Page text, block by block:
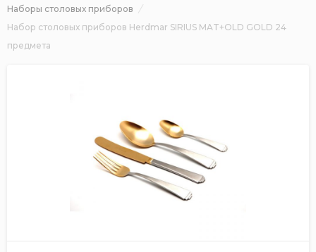
Наборы столовых приборов
Набор столовых приборов Herdmar SIRIUS MAT+OLD GOLD 24
предмета